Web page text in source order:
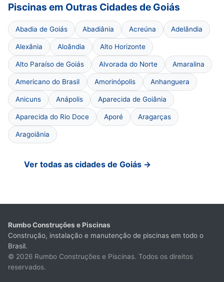
Piscinas em Outras Cidades de Goiás
Abadia de Goiás Abadiânia Acreúna Adelândia
Alexânia Aloândia Alto Horizonte
Alto Paraíso de Goiás Alvorada do Norte Amaralina
Americano do Brasil Amorinópolis Anhanguera
Anicuns Anápolis Aparecida de Goiânia
Aparecida do Rio Doce Aporé Aragarças
Aragoiânia
Ver todas as cidades de Goiás →
Rumbo Construções e Piscinas
Construção, instalação e manutenção de piscinas em todo o
Brasil.
© 2026 Rumbo Construções e Piscinas. Todos os direitos
reservados.